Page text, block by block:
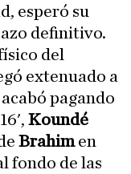
esperó su
definitivo.
del
extenuado a
pagando
Koundé
Brahimen
fondo de las